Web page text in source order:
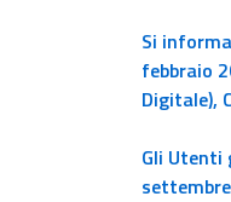
Si
febbraio
Digitale),
Gli Utenti